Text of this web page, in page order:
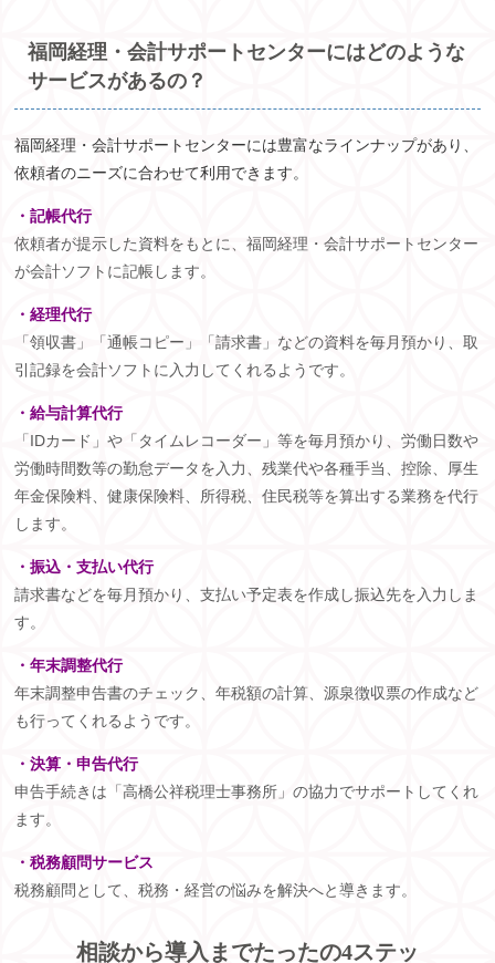
福岡経理・会計サポートセンターにはどのような
サービスがあるの？
福岡経理・会計サポートセンターには豊富なラインナップがあり、
依頼者のニーズに合わせて利用できます。
・記帳代行
依頼者が提示した資料をもとに、福岡経理・会計サポートセンター
が会計ソフトに記帳します。
・経理代行
「領収書」「通帳コピー」「請求書」などの資料を毎月預かり、取
引記録を会計ソフトに入力してくれるようです。
・給与計算代行
「IDカード」や「タイムレコーダー」等を毎月預かり、労働日数や
労働時間数等の勤怠データを入力、残業代や各種手当、控除、厚生
年金保険料、健康保険料、所得税、住民税等を算出する業務を代行
します。
・振込・支払い代行
請求書などを毎月預かり、支払い予定表を作成し振込先を入力しま
す。
・年末調整代行
年末調整申告書のチェック、年税額の計算、源泉徴収票の作成など
も行ってくれるようです。
・決算・申告代行
申告手続きは「高橋公祥税理士事務所」の協力でサポートしてくれ
ます。
・税務顧問サービス
税務顧問として、税務・経営の悩みを解決へと導きます。
相談から導入までたったの4ステッ